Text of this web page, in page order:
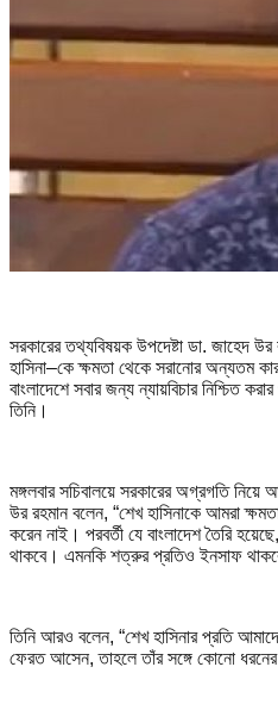
সরকারের তথ্যবিষয়ক উপদেষ্টা ডা. জাহেদ উর
হাসিনা–কে ক্ষমতা থেকে সরানোর অন্যতম
বাংলাদেশে সবার জন্য ন্যায়বিচার নিশ্চিত
তিনি।
মঙ্গলবার সচিবালয়ে সরকারের অগ্রগতি
উর রহমান বলেন, “শেখ হাসিনাকে আমরা
করেন নাই। পরবর্তী যে বাংলাদেশ তৈরি
থাকবে। এমনকি শত্রুর প্রতিও ইনসাফ
তিনি আরও বলেন, “শেখ হাসিনার প্রতি
ফেরত আসেন, তাহলে তাঁর সঙ্গে কোনো ধরনের